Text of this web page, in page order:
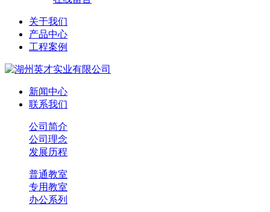
关于我们
产品中心
工程案例
新闻中心
联系我们
公司简介
公司理念
发展历程
普通教室
专用教室
办公系列